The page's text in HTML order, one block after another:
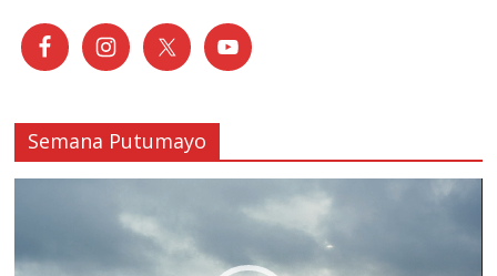
Semana Putumayo